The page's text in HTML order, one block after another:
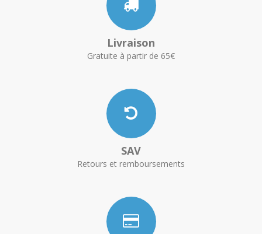
Livraison
Gratuite à partir de 65€
SAV
Retours et remboursements